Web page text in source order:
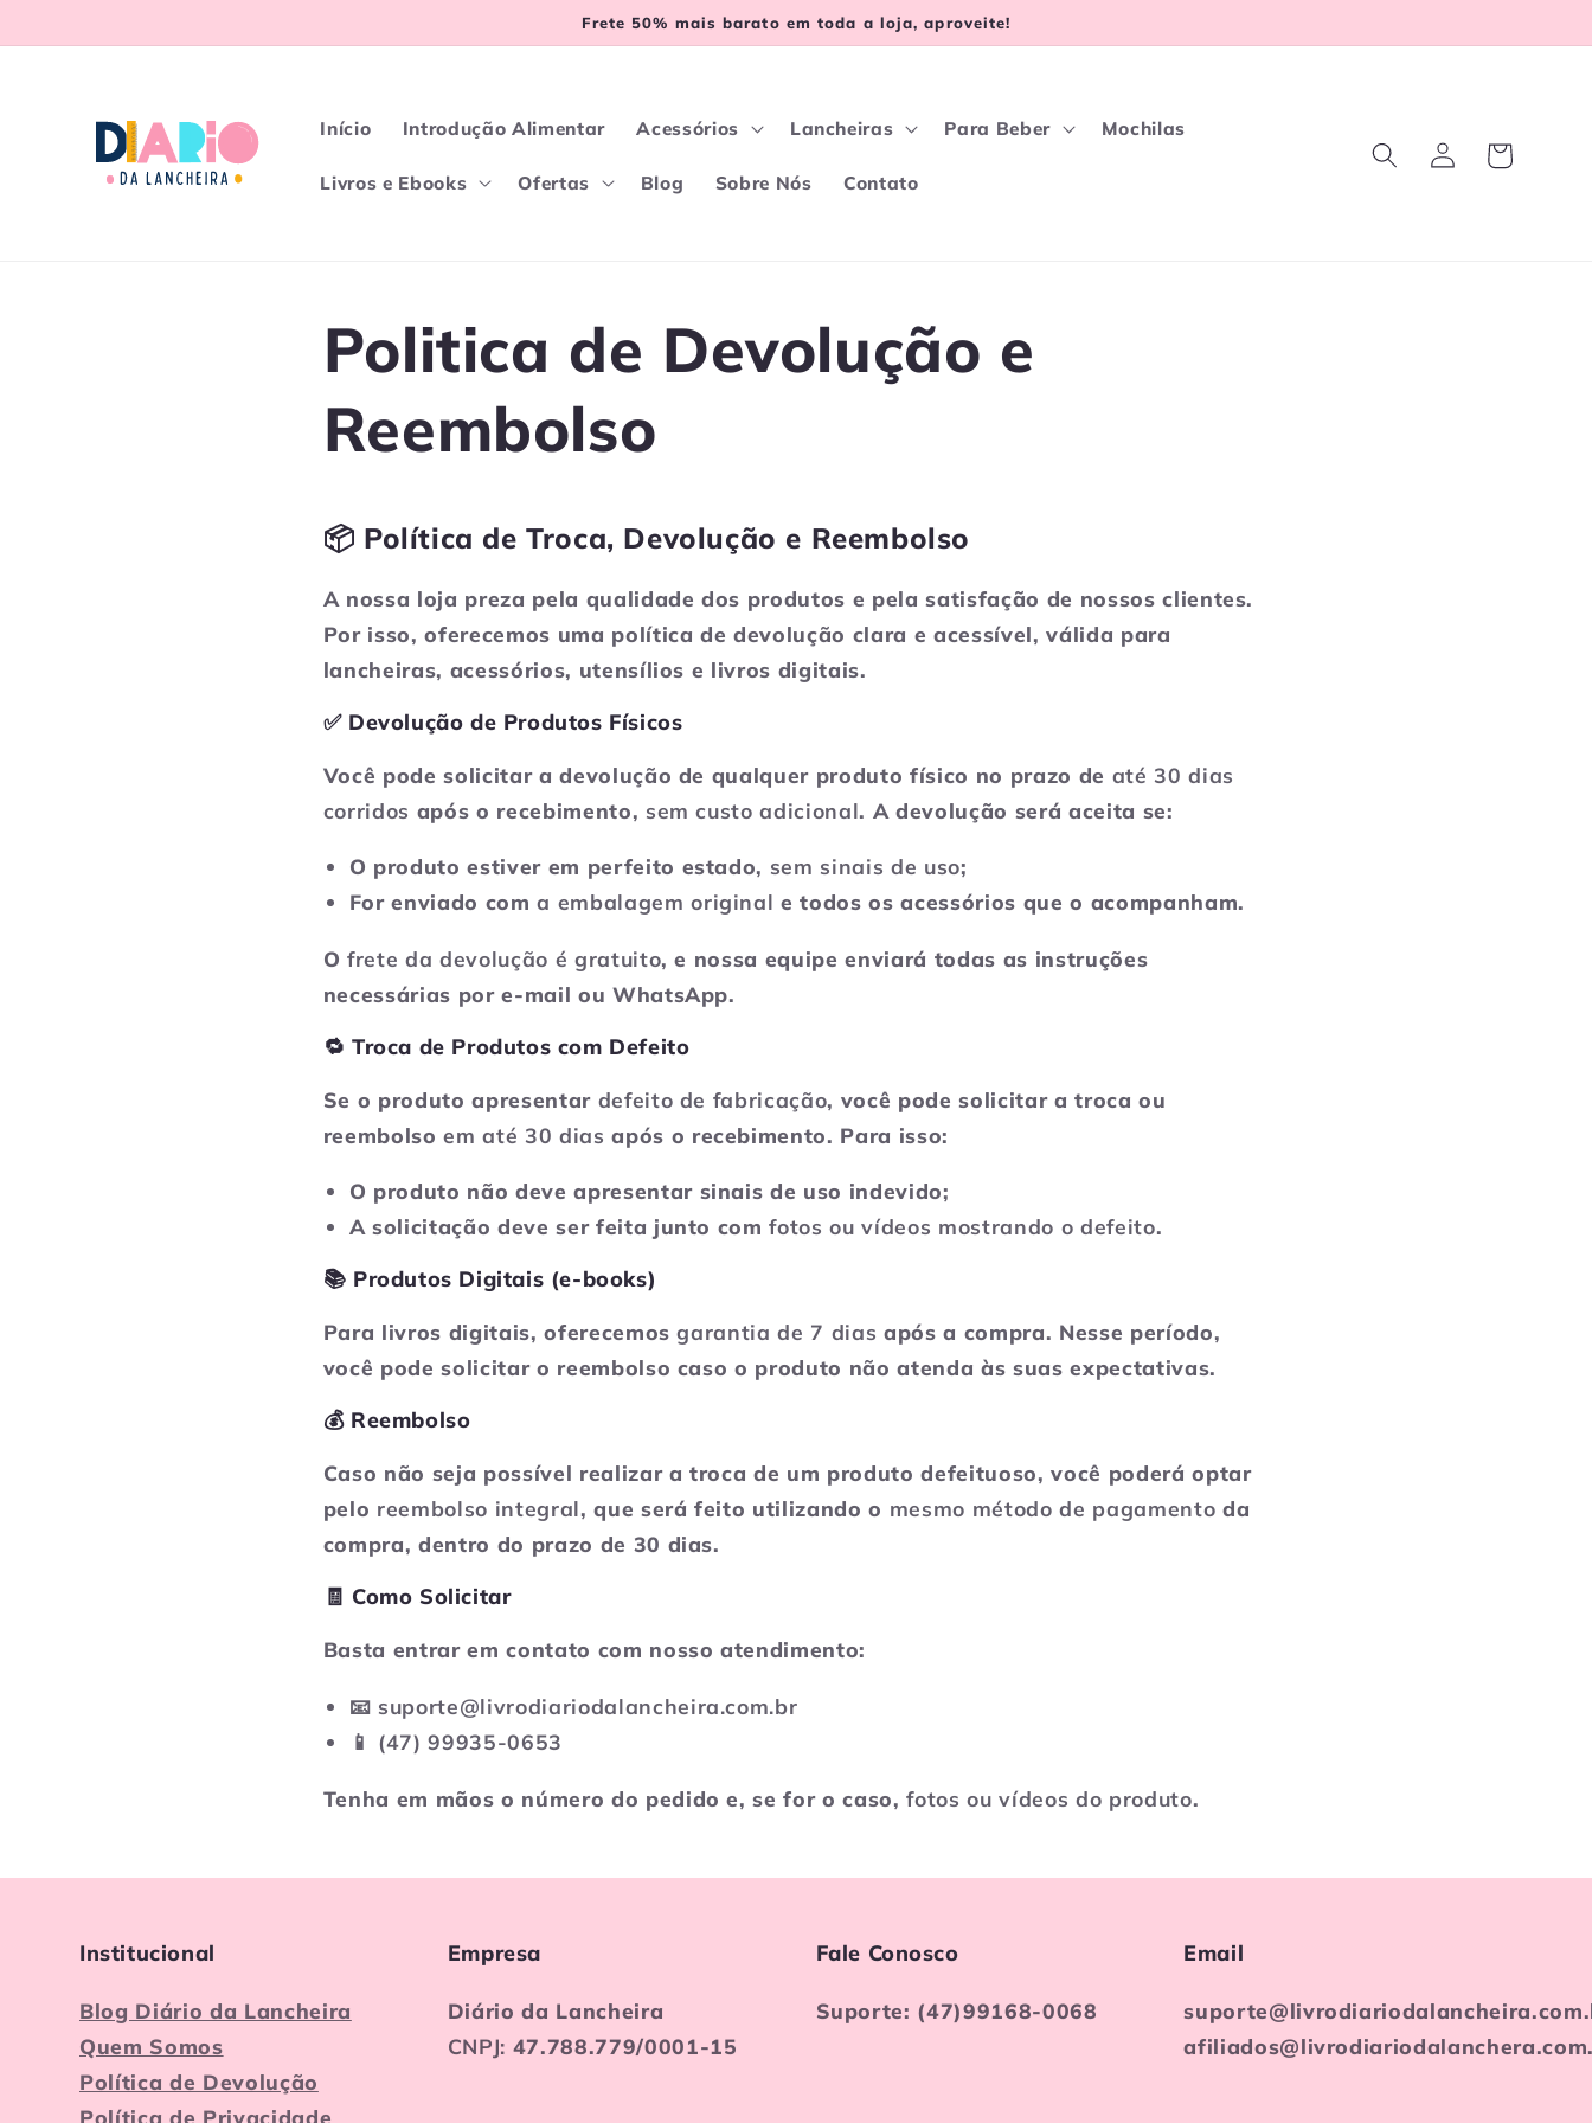
Frete 50% mais barato em toda a loja, aproveite!
Início Introdução Alimentar Acessórios Lancheiras Para Beber Mochilas
Livros e Ebooks Ofertas Blog Sobre Nós Contato
Fazer
login
Carrinho
Politica de Devolução e
Reembolso
📦 Política de Troca, Devolução e Reembolso
A nossa loja preza pela qualidade dos produtos e pela satisfação de nossos clientes.
Por isso, oferecemos uma política de devolução clara e acessível, válida para
lancheiras, acessórios, utensílios e livros digitais.
✅ Devolução de Produtos Físicos
Você pode solicitar a devolução de qualquer produto físico no prazo de até 30 dias
corridos após o recebimento, sem custo adicional. A devolução será aceita se:
O produto estiver em perfeito estado, sem sinais de uso;
For enviado coma embalagem original e todos os acessórios que o acompanham.
Ofrete da devolução é gratuito, e nossa equipe enviará todas as instruções
necessárias por e-mail ou WhatsApp.
🔁 Troca de Produtos com Defeito
Se o produto apresentar defeito de fabricação, você pode solicitar a troca ou
reembolsoem até 30 dias após o recebimento. Para isso:
O produto não deve apresentar sinais de uso indevido;
A solicitação deve ser feita junto comfotos ou vídeos mostrando o defeito.
📚 Produtos Digitais (e-books)
Para livros digitais, oferecemosgarantia de 7 dias após a compra. Nesse período,
você pode solicitar o reembolso caso o produto não atenda às suas expectativas.
💰 Reembolso
Caso não seja possível realizar a troca de um produto defeituoso, você poderá optar
pelo reembolso integral, que será feito utilizando o mesmo método de pagamento da
compra, dentro do prazo de 30 dias.
🧾 Como Solicitar
Basta entrar em contato com nosso atendimento:
📧 suporte@livrodiariodalancheira.com.br
📱 (47) 99935-0653
Tenha em mãos o número do pedido e, se for o caso,fotos ou vídeos do produto.
Institucional
Blog Diário da Lancheira
Quem Somos
Política de Devolução
Política de Privacidade
Empresa
Diário da Lancheira
CNPJ: 47.788.779/0001-15
Fale Conosco
Suporte: (47)99168-0068
Email